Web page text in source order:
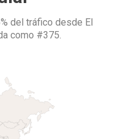
del tráfico desde El
como #375.